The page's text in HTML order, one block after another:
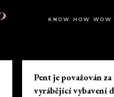
KNOW HOW WOW
Pent je považován
vyrábějící vybavení